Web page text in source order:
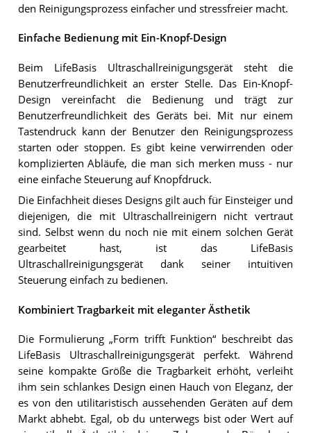
den Reinigungsprozess einfacher und stressfreier macht.
Einfache Bedienung mit Ein-Knopf-Design
Beim LifeBasis Ultraschallreinigungsgerät steht die
Benutzerfreundlichkeit an erster Stelle. Das Ein-Knopf-
Design vereinfacht die Bedienung und trägt zur
Benutzerfreundlichkeit des Geräts bei. Mit nur einem
Tastendruck kann der Benutzer den Reinigungsprozess
starten oder stoppen. Es gibt keine verwirrenden oder
komplizierten Abläufe, die man sich merken muss - nur
eine einfache Steuerung auf Knopfdruck.
Die Einfachheit dieses Designs gilt auch für Einsteiger und
diejenigen, die mit Ultraschallreinigern nicht vertraut
sind. Selbst wenn du noch nie mit einem solchen Gerät
gearbeitet hast, ist das LifeBasis
Ultraschallreinigungsgerät dank seiner intuitiven
Steuerung einfach zu bedienen.
Kombiniert Tragbarkeit mit eleganter Ästhetik
Die Formulierung „Form trifft Funktion“ beschreibt das
LifeBasis Ultraschallreinigungsgerät perfekt. Während
seine kompakte Größe die Tragbarkeit erhöht, verleiht
ihm sein schlankes Design einen Hauch von Eleganz, der
es von den utilitaristisch aussehenden Geräten auf dem
Markt abhebt. Egal, ob du unterwegs bist oder Wert auf